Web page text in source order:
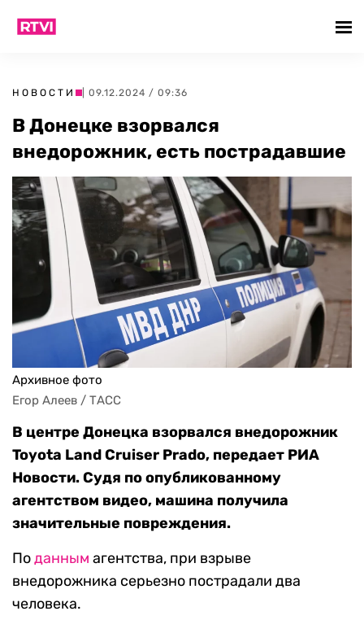
НОВОСТИ | 09.12.2024 / 09:36
В Донецке взорвался
внедорожник, есть пострадавшие
Архивное фото
Егор Алеев / ТАСС
В центре Донецка взорвался внедорожник
Toyota Land Cruiser Prado, передает РИА
Новости. Судя по опубликованному
агентством видео, машина получила
значительные повреждения.
Поданным агентства, при взрыве
внедорожника серьезно пострадали два
человека.